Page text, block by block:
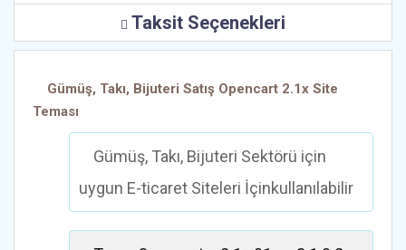
Taksit Seçenekleri
Gümüş, Takı, Bijuteri Satış Opencart 2.1x Site
Teması
Gümüş, Takı, Bijuteri Sektörü için
uygun E-ticaret Siteleri İçinkullanılabilir